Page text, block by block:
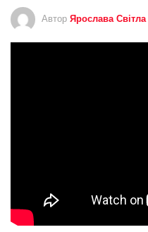
Автор Ярослава Світла